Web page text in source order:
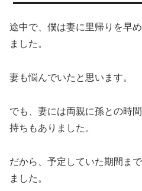
途中で、僕は妻に里帰りを早
ました。
妻も悩んでいたと思います。
でも、妻には両親に孫との時
持ちもありました。
だから、予定していた期間ま
ました。